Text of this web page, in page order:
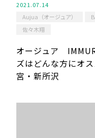
2021.07.14
Aujua（オージュア）
佐々木翔
オージュア
ズはどんな方にオ
宮・新所沢